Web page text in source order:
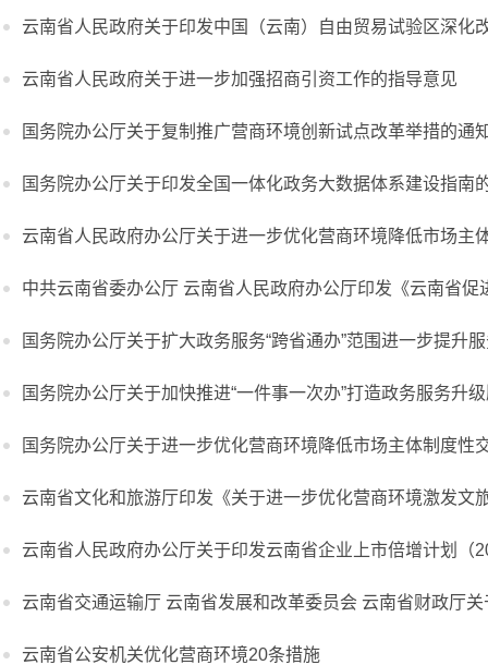
云南省人民政府关于印发中国（云南）自由贸易试验区深化
云南省人民政府关于进一步加强招商引资工作的指导意见
国务院办公厅关于复制推广营商环境创新试点改革举措的通
国务院办公厅关于印发全国一体化政务大数据体系建设指南
云南省人民政府办公厅关于进一步优化营商环境降低市场主
中共云南省委办公厅 云南省人民政府办公厅印发《云南省
国务院办公厅关于扩大政务服务“跨省通办”范围进一步提升
国务院办公厅关于加快推进“一件事一次办”打造政务服务升
国务院办公厅关于进一步优化营商环境降低市场主体制度性
云南省文化和旅游厅印发《关于进一步优化营商环境激发文
云南省人民政府办公厅关于印发云南省企业上市倍增计划
云南省交通运输厅 云南省发展和改革委员会 云南省财政厅
云南省公安机关优化营商环境20条措施